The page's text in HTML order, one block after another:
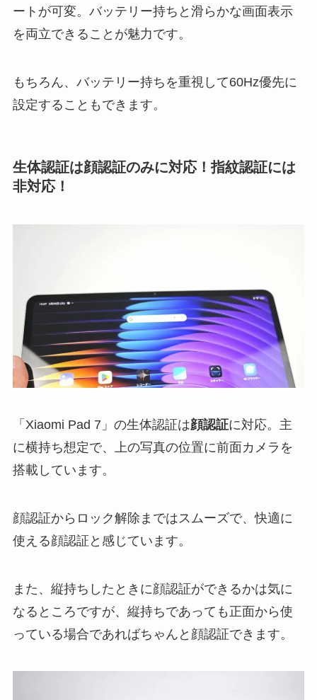
ートが可変。バッテリー持ちと滑らかな画面表示
を両立できることが魅力です。
もちろん、バッテリー持ちを重視して60Hz優先に
設定することもできます。
生体認証は顔認証のみに対応！指紋認証には
非対応！
「Xiaomi Pad 7」の生体認証は顔認証に対応。主
に横持ち想定で、上の写真の位置に前面カメラを
搭載しています。
顔認証からロック解除まではスムーズで、快適に
使える顔認証と感じています。
また、縦持ちしたときに顔認証ができるかは気に
なるところですが、縦持ちであっても正面から使
っている場合であればちゃんと顔認証できます。